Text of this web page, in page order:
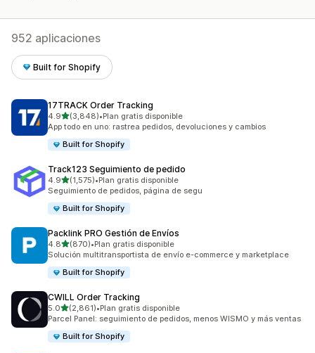
952 aplicaciones
Built for Shopify
17TRACK Order Tracking
4.9de 5 estrellas
(3,848)
3848 reseñas en total
•Plan gratis disponible
App todo en uno: rastrea pedidos, devoluciones y cambios
Built for Shopify
Track123 Seguimiento de pedido
4.9de 5 estrellas
(1,575)
1575 reseñas en total
•Plan gratis disponible
Seguimiento de pedidos, página de segu
Built for Shopify
Packlink PRO Gestión de Envíos
4.8de 5 estrellas
(870)
870 reseñas en total
•Plan gratis disponible
Solución multitransportista de envío e-commerce y marketplace
Built for Shopify
CWILL Order Tracking
5.0de 5 estrellas
(2,861)
2861 reseñas en total
•Plan gratis disponible
Parcel Panel: seguimiento de pedidos, menos WISMO y más ventas
Built for Shopify